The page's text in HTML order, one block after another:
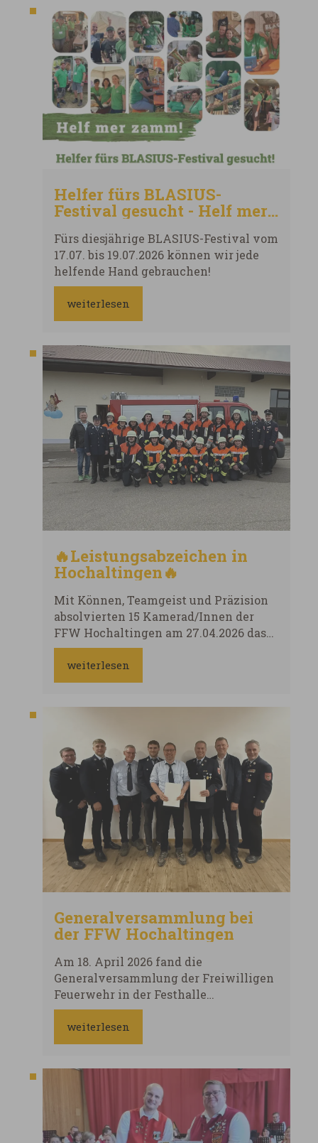
Urlaubsbus an den Tegernsee
Fahrpreis: 71,00 €
Helfer fürs BLASIUS-
Festival gesucht - Helf mer
Fürs diesjährige BLASIUS-Festival vom
17.07. bis 19.07.2026 können wir jede
helfende Hand gebrauchen!
weiterlesen
🔥Leistungsabzeichen in
Hochaltingen🔥
Mit Können, Teamgeist und Präzision
absolvierten 15 Kamerad/Innen der
FFW Hochaltingen am 27.04.2026 das
Leistungsabzeichen. Bei dieser Übung
zählt jede Sekunde: Ein kompletter
Löschangriff & Saugleitung muss auf
weiterlesen
Generalversammlung bei
der FFW Hochaltingen
Am 18. April 2026 fand die
Generalversammlung der Freiwilligen
Feuerwehr in der Festhalle
Hochaltingen statt. Vorstand Heiko
Deibler begrüßte 40 Anwesende,
darunter KBM Schwager und
Totengedenken folgten Protokoll,
Jahresberichte und Kassenbericht.
weiterlesen